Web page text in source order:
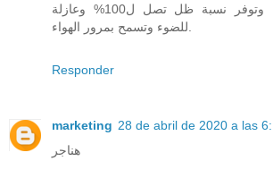
بتحمل عوامل الطبيعة وتوفر نسبة ظل تصل ل100% وعازلة
للضوء وتسمح بمرور الهواء.
Responder
marketing 28 de abril de 2020 a las
هناجر